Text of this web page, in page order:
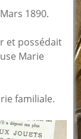
1890.
et possédait
Marie
familiale.